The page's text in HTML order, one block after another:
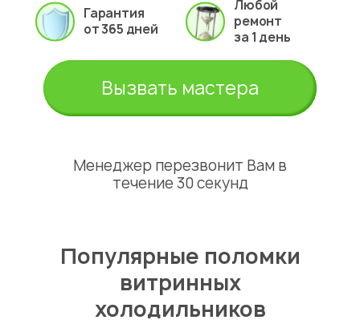
Гарантия
от 365 дней
Любой
ремонт
за 1 день
Вызвать мастера
Менеджер перезвонит Вам в
течение 30 секунд
Популярные поломки
витринных
холодильников